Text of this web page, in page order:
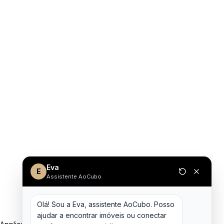
E Eva
Assistente AoCubo
Olá! Sou a Eva, assistente AoCubo. Posso
ajudar a encontrar imóveis ou conectar